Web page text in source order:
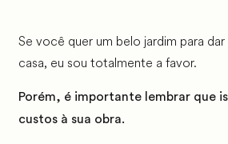
Se você quer um belo jardim para dar
casa, eu sou totalmente a favor.
Porém, é importante lembrar que
custos à sua obra.